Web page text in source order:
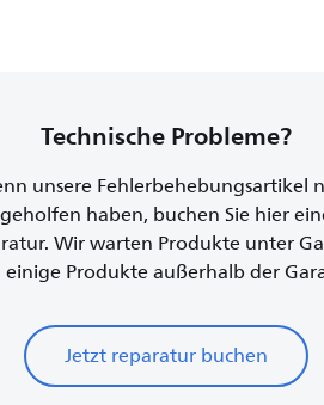
Technische Probleme?
unsere Fehlerbehebungsartikel
geholfen haben, buchen Sie hier
Wir warten Produkte unter
einige Produkte außerhalb der
Jetzt reparatur buchen